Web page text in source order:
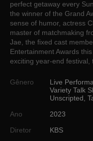
perfect getaway every
the winner of the Grand
sense of humor, actress
master of matchmaking
Jae, the fixed cast
Entertainment Awards
exciting year-end festival,
Gênero Live
Variety Talk
Unscripted
Ano
2023
Diretor
KBS